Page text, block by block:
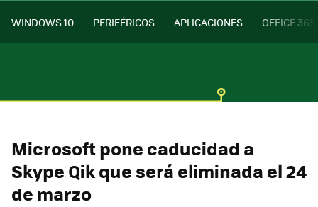
WINDOWS 10 PERIFÉRICOS APLICACIONES OFFICE 365
Microsoft pone caducidad a
Skype Qik que será eliminada el 24
de marzo